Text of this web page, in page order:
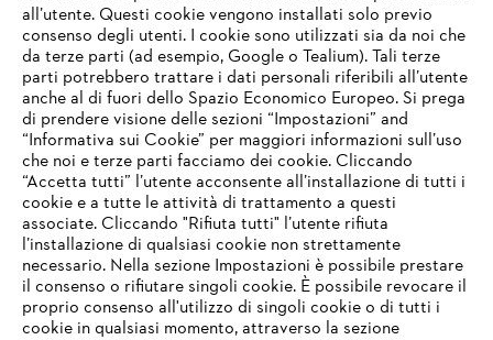
STIHL FAQ
Service
Termini e condizioni generali Privacy policy
Note legali Cookies Informazioni legali
IHR BROWSER WIRD NICHT
UNTERSTÜTZT
Sie nutzen einen Browser, den wir noch nicht unterstützen. Für
eine optimale Nutzung unserer Seite empfehlen wir Ihnen, zu
einem der folgenden Browser zu wechseln:
all’utente. Questi cookie vengono installati solo previo
consenso degli utenti. I cookie sono utilizzati sia da noi che
da terze parti (ad esempio, Google o Tealium). Tali terze
parti potrebbero trattare i dati personali riferibili all’utente
anche al di fuori dello Spazio Economico Europeo. Si prega
di prendere visione delle sezioni “Impostazioni” and
“Informativa sui Cookie” per maggiori informazioni sull’uso
che noi e terze parti facciamo dei cookie. Cliccando
“Accetta tutti” l’utente acconsente all’installazione di tutti i
cookie e a tutte le attività di trattamento a questi
associate. Cliccando "Rifiuta tutti" l’utente rifiuta
l’installazione di qualsiasi cookie non strettamente
necessario. Nella sezione Impostazioni è possibile prestare
il consenso o rifiutare singoli cookie. È possibile revocare il
proprio consenso all'utilizzo di singoli cookie o di tutti i
cookie in qualsiasi momento, attraverso la sezione